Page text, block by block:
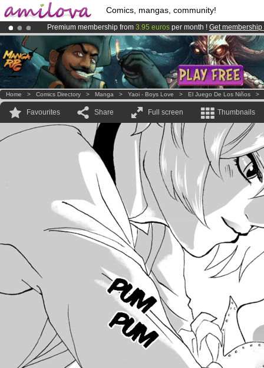
Comics, mangas, community!
Premium membership from 3.95 euros per month ! Get membership
AmilovaKickstarter is now LIVE!.
Already 100000membersand 1000 comics & mangas!.
Home > Comics Directory > Manga > Yaoi - Boys Love > El Juego De Los Niños >
Favourites Share Full screen Thumbnails